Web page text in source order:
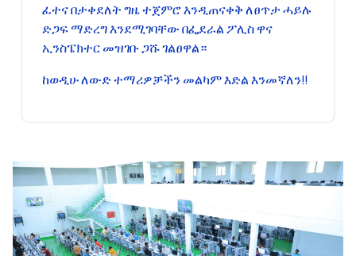
ፈተና በታቀደለት ግዜ ተጀምሮ እንዲጠናቀቅ ለፀጥታ ሓይሉ
ድጋፍ ማድረግ እንደሚገባቸው በፌደራል ፖሊስ ዋና
ኢንስፔክተር መዝገቡ ጋሹ ገልፀዋል።
ከወዲሁ ለውድ ተማሪዎቻችን መልካም እድል እንመኛለን!!